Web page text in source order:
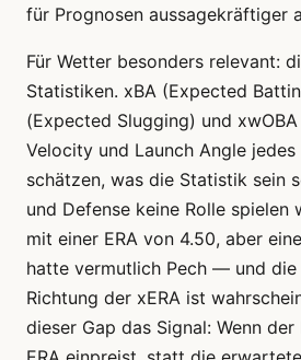
für Prognosen aussagekräftiger
Für Wetter besonders relevant:
Statistiken. xBA (Expected
(Expected Slugging) und
Velocity und Launch Angle
schätzen, was die Statistik sein
und Defense keine Rolle spielen
mit einer ERA von 4.50, aber
hatte vermutlich Pech — und die
Richtung der xERA ist
dieser Gap das Signal: Wenn